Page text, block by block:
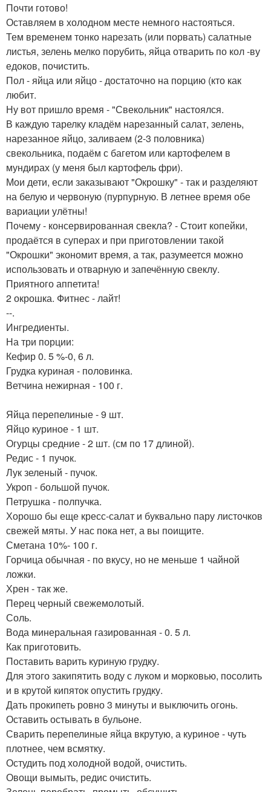
Почти готово!
Оставляем в холодном месте немного настояться.
Тем временем тонко нарезать (или порвать) салатные
листья, зелень мелко порубить, яйца отварить по кол -ву
едоков, почистить.
Пол - яйца или яйцо - достаточно на порцию (кто как
любит.
Ну вот пришло время - "Свекольник" настоялся.
В каждую тарелку кладём нарезанный салат, зелень,
нарезанное яйцо, заливаем (2-3 половника)
свекольника, подаём с багетом или картофелем в
мундирах (у меня был картофель фри).
Мои дети, если заказывают "Окрошку" - так и разделяют
на белую и червоную (пурпурную. В летнее время обе
вариации улётны!
Почему - консервированная свекла? - Стоит копейки,
продаётся в суперах и при приготовлении такой
"Окрошки" экономит время, а так, разумеется можно
использовать и отварную и запечённую свеклу.
Приятного аппетита!
2 окрошка. Фитнес - лайт!
--.
Ингредиенты.
На три порции:
Кефир 0. 5 %-0, 6 л.
Грудка куриная - половинка.
Ветчина нежирная - 100 г.
Яйца перепелиные - 9 шт.
Яйцо куриное - 1 шт.
Огурцы средние - 2 шт. (см по 17 длиной).
Редис - 1 пучок.
Лук зеленый - пучок.
Укроп - большой пучок.
Петрушка - полпучка.
Хорошо бы еще кресс-салат и буквально пару листочков
свежей мяты. У нас пока нет, а вы поищите.
Сметана 10%- 100 г.
Горчица обычная - по вкусу, но не меньше 1 чайной
ложки.
Хрен - так же.
Перец черный свежемолотый.
Соль.
Вода минеральная газированная - 0. 5 л.
Как приготовить.
Поставить варить куриную грудку.
Для этого закипятить воду с луком и морковью, посолить
и в крутой кипяток опустить грудку.
Дать прокипеть ровно 3 минуты и выключить огонь.
Оставить остывать в бульоне.
Сварить перепелиные яйца вкрутую, а куриное - чуть
плотнее, чем всмятку.
Остудить под холодной водой, очистить.
Овощи вымыть, редис очистить.